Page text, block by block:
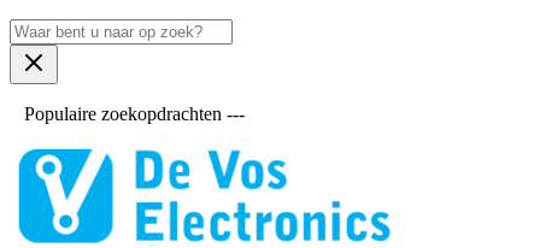
Populaire zoekopdrachten ---